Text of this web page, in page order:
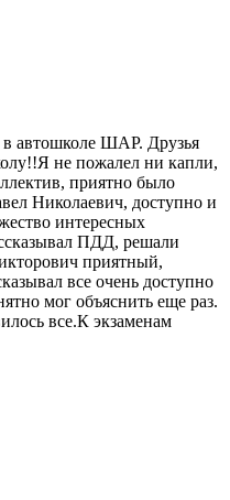
в автошколе ШАР. Друзья
не пожалел ни капли,
приятно было
Николаевич, доступно и
интересных
ПДД, решали
приятный,
все очень доступно
мог объяснить еще раз.
все.К экзаменам